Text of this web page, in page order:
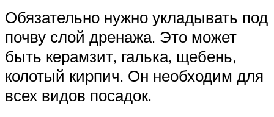
Обязательно нужно укладывать под
почву слой дренажа. Это может
быть керамзит, галька, щебень,
колотый кирпич. Он необходим для
всех видов посадок.